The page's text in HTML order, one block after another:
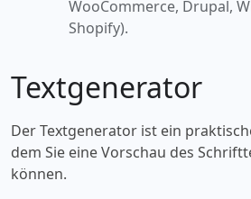
WooCommerce, Drupal,
Shopify).
Textgenerator
Der Textgenerator ist ein
dem Sie eine Vorschau des
können.